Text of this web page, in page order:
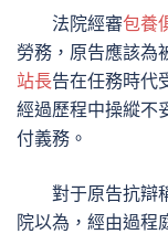
法院經審包養
勞務，原告應該為
站長告在任務時代
經過歷程中操縱不
付義務。
對于原告抗辯
院以為，經由過程